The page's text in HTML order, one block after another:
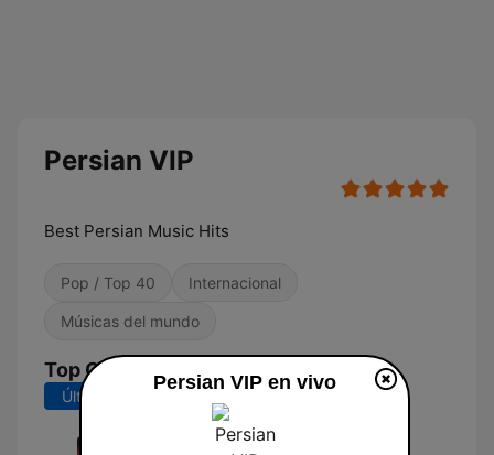
Persian VIP
Best Persian Music Hits
Pop / Top 40 Internacional
Músicas del mundo
Top Canciones
Últimos 7 días
Persian VIP en vivo